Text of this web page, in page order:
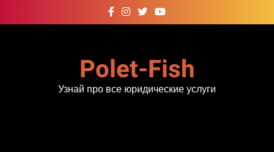
к
Polet-Fish
Узнай про все юридические услуги